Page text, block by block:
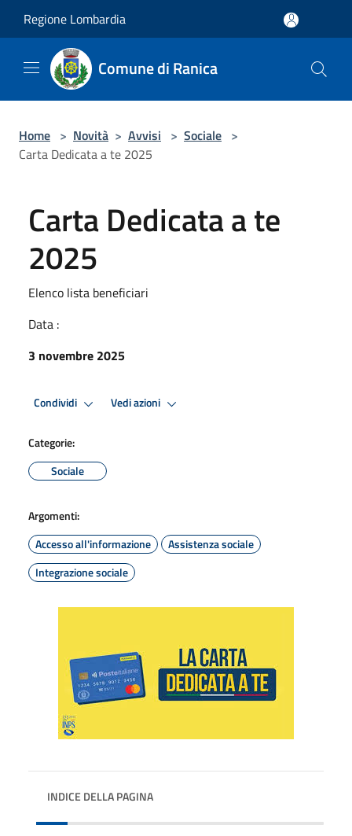
Regione Lombardia
Comune di Ranica
Home > Novità > Avvisi > Sociale >
Carta Dedicata a te 2025
Carta Dedicata a te
2025
Elenco lista beneficiari
Data :
3 novembre 2025
Condividi Vedi azioni
Categorie:
Sociale
Argomenti:
Accesso all'informazione
Assistenza sociale
Integrazione sociale
INDICE DELLA PAGINA